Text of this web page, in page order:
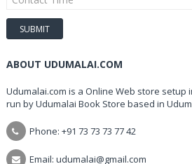
ABOUT UDUMALAI.COM
Udumalai.com is a Online Web store setup
run by Udumalai Book Store based in
Phone: +91 73 73 73 77 42
Email: udumalai@gmail.com